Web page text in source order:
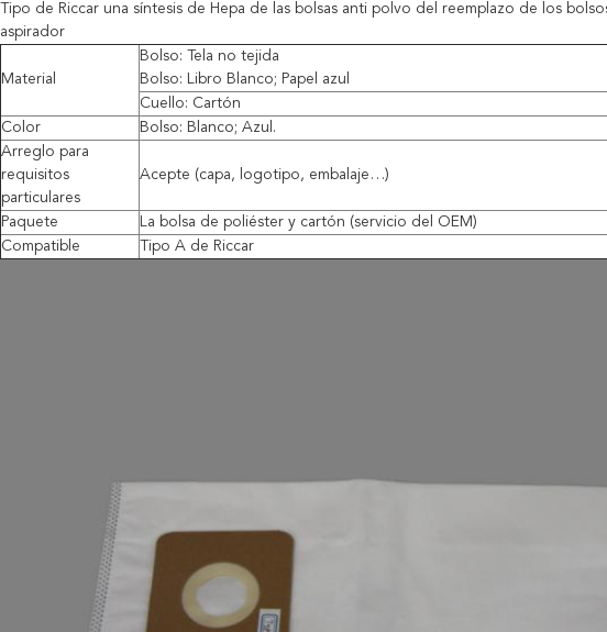
Tipo de Riccar una síntesis de Hepa de las bolsas anti polvo del reemplazo de los
aspirador
Material
Bolso: Tela no tejida
Bolso: Libro Blanco; Papel azul
Cuello: Cartón
Color
Bolso: Blanco; Azul.
Arreglo para
requisitos
particulares
Acepte (capa, logotipo, embalaje…)
Paquete
La bolsa de poliéster y cartón (servicio del OEM)
Compatible
Tipo A de Riccar